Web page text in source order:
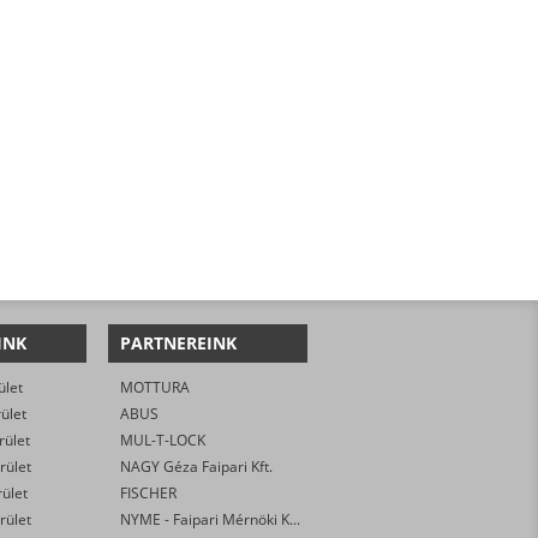
PARTNEREINK
MOTTURA
ABUS
MUL-T-LOCK
NAGY Géza Faipari Kft.
FISCHER
NYME - Faipari Mérnöki Kar